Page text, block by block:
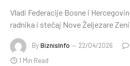
Vladi Federacije Bosne i
radnika i stečaj Nove Željezare
ByBiznisInfo 22/04/2026
1 Min Read